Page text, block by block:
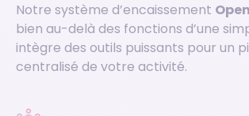
Notre système d’encaissement
bien au-delà des fonctions d’une
intègre des outils puissants pour un
centralisé de votre activité.